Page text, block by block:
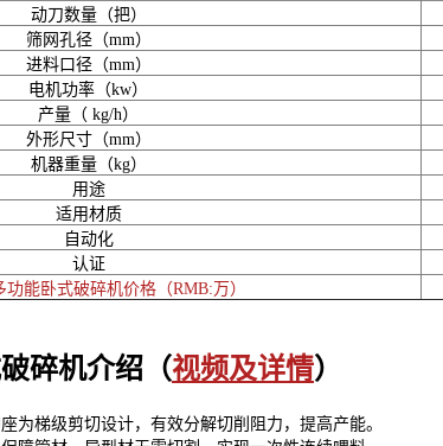
动刀数量（把）
筛网孔径（mm）
进料口径（mm）
电机功率（kw）
产量（ kg/h）
外形尺寸（mm）
机器重量（kg）
用途
适用材质
自动化
认证
功能卧式破碎机价格（RMB:万）
碎机介绍（视频及详情）
为梯级剪切设计，有效分解切削阻力，提高产能。